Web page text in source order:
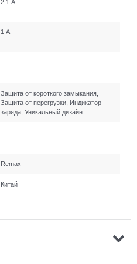
2.1 А
1 А
Защита от короткого замыкания,
Защита от перегрузки, Индикатор
заряда, Уникальный дизайн
Remax
Китай